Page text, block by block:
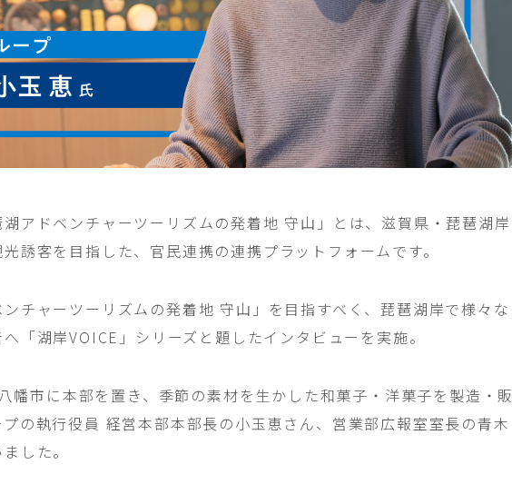
アドベンチャーツーリズムの発着地 守山」とは、滋賀県・琵琶湖岸
誘客を目指した、官民連携の連携プラットフォームです。
チャーツーリズムの発着地 守山」を目指すべく、琵琶湖岸で様々な
「湖岸VOICE」シリーズと題したインタビューを実施。
幡市に本部を置き、季節の素材を生かした和菓子・洋菓子を製造・販
の執行役員 経営本部本部長の小玉恵さん、営業部広報室室長の青木
した。